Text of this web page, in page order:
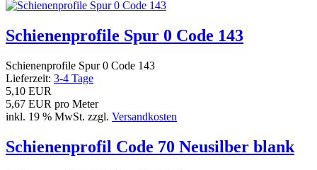
Schienenprofile Spur 0 Code 143
Schienenprofile Spur 0 Code 143
Lieferzeit: 3-4 Tage
5,10 EUR
5,67 EUR pro Meter
inkl. 19 % MwSt. zzgl. Versandkosten
Schienenprofil Code 70 Neusilber blank